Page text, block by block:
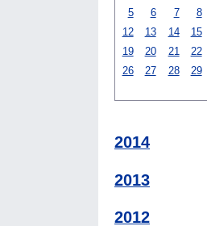
5
6 7 8
12
13 14 15
19
20 21 22
26
27 28 29
2014
2013
2012